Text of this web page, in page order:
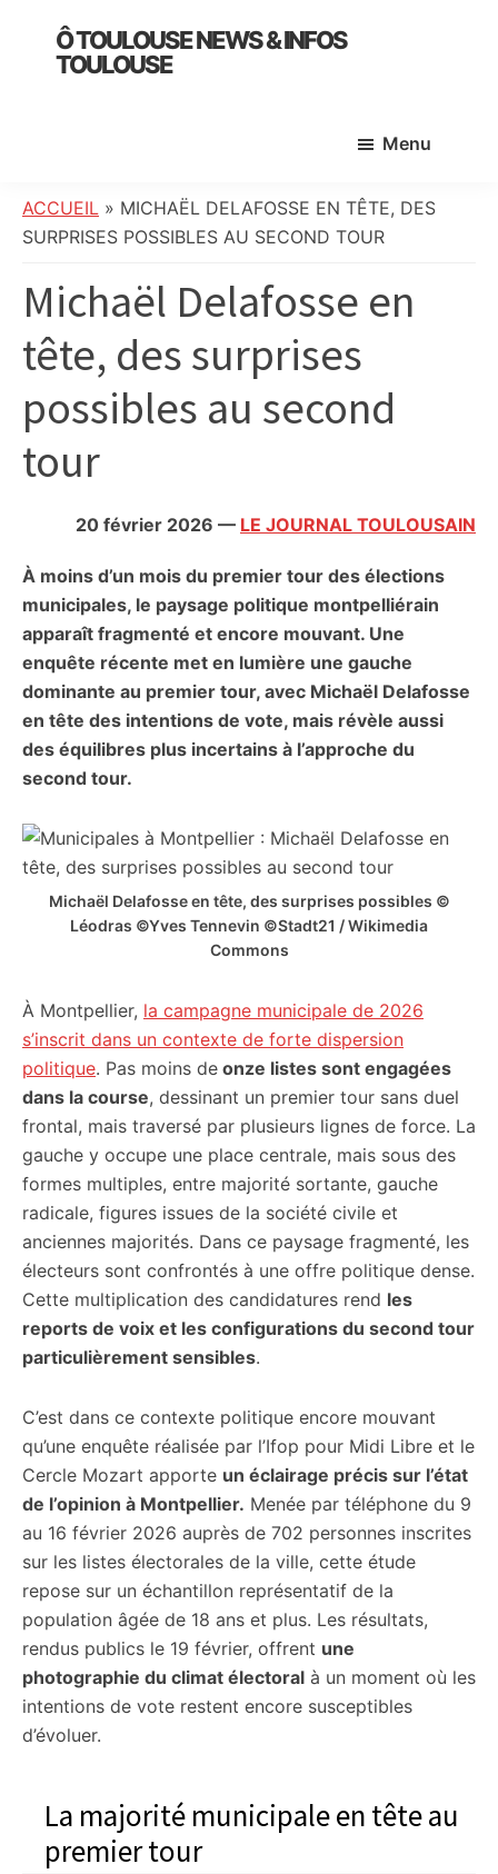
primary
Ô TOULOUSE NEWS & INFOS
TOULOUSE
:
info
société,
culture,
politique,
météo,
faits
et
citoyennes
Menu
ACCUEIL » MICHAËL DELAFOSSE EN TÊTE, DES
SURPRISES POSSIBLES AU SECOND TOUR
Michaël Delafosse en
tête, des surprises
possibles au second
tour
20 février 2026 — LE JOURNAL TOULOUSAIN
À moins d’un mois du premier tour des élections
municipales, le paysage politique montpelliérain
apparaît fragmenté et encore mouvant. Une
enquête récente met en lumière une gauche
dominante au premier tour, avec Michaël Delafosse
en tête des intentions de vote, mais révèle aussi
des équilibres plus incertains à l’approche du
second tour.
Michaël Delafosse en tête, des surprises possibles ©
Léodras ©Yves Tennevin ©Stadt21 / Wikimedia
Commons
À Montpellier, la campagne municipale de 2026
s’inscrit dans un contexte de forte dispersion
politique. Pas moins de onze listes sont engagées
dans la course, dessinant un premier tour sans duel
frontal, mais traversé par plusieurs lignes de force. La
gauche y occupe une place centrale, mais sous des
formes multiples, entre majorité sortante, gauche
radicale, figures issues de la société civile et
anciennes majorités. Dans ce paysage fragmenté, les
électeurs sont confrontés à une offre politique dense.
Cette multiplication des candidatures rend les
reports de voix et les configurations du second tour
particulièrement sensibles.
C’est dans ce contexte politique encore mouvant
qu’une enquête réalisée par l’Ifop pour Midi Libre et le
Cercle Mozart apporte un éclairage précis sur l’état
de l’opinion à Montpellier. Menée par téléphone du 9
au 16 février 2026 auprès de 702 personnes inscrites
sur les listes électorales de la ville, cette étude
repose sur un échantillon représentatif de la
population âgée de 18 ans et plus. Les résultats,
rendus publics le 19 février, offrent une
photographie du climat électoral à un moment où les
intentions de vote restent encore susceptibles
d’évoluer.
La majorité municipale en tête au
premier tour